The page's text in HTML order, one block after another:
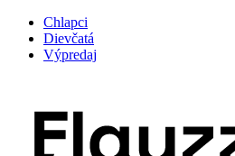
Chlapci
Dievčatá
Výpredaj